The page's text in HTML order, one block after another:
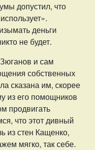
допустил, что
деньги
не будет.
и сам
собственных
сказана им, скорее
из его помощников
продвигать
что этот дивный
из стен Кащенко,
мягко, так себе.